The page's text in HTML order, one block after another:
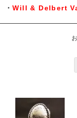
・Will & Delbert